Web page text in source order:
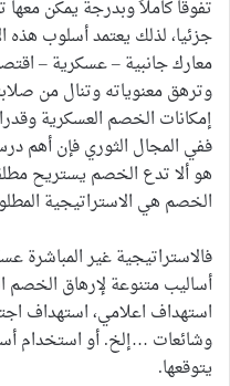
تفوقاً كاملاً وبدرجة يمكن معها
جزئيا، لذلك يعتمد أسلوب
معارك جانبية – عسكرية –
وترهق معنوياته وتنال من
إمكانات الخصم العسكرية
ففي المجال الثوري فإن أهم
هو ألا تدع الخصم يستريح
الخصم هي الاستراتيجية
فالاستراتيجية غير المباشرة
أساليب متنوعة لإرهاق
استهداف اعلامي، استهداف
وشائعات …إلخ. أو استخدام
يتوقعها.